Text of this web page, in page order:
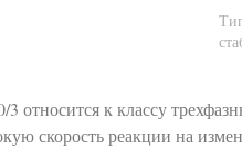
относится к классу
скорость реакции на